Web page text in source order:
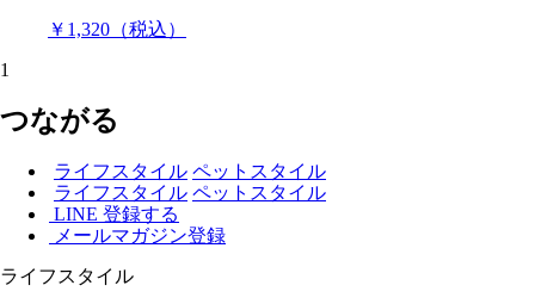
￥1,320（税込）
1
つながる
ライフスタイル ペットスタイル
ライフスタイル ペットスタイル
LINE 登録する
メールマガジン登録
ライフスタイル